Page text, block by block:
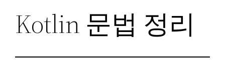
Kotlin 문법 정리